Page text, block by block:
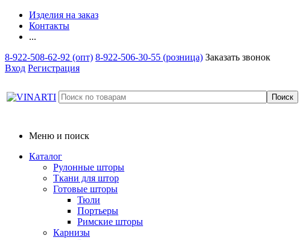
Изделия на заказ
Контакты
...
8-922-508-62-92 (опт) 8-922-506-30-55 (розница) Заказать звонок
Вход Регистрация
Меню и поиск
Каталог
Рулонные шторы
Ткани для штор
Готовые шторы
Тюли
Портьеры
Римские шторы
Карнизы